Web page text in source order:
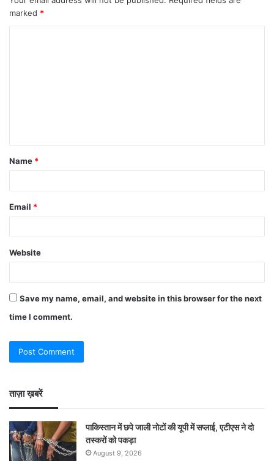
marked *
Name *
Email *
Website
Save my name, email, and website in this browser for the next
time I comment.
ताज़ा ख़बरें
पाकिस्तान में छपे जाली नोटों की यूपी में सप्लाई, एटीएस ने दो
तस्करों को पकड़ा
August 9, 2026